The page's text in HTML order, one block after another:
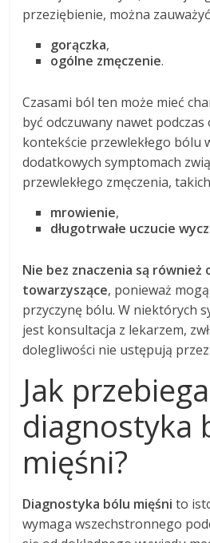
przeziębienie, można
gorączka,
ogólne zmęczenie.
Czasami ból ten może mieć
być odczuwany nawet podczas
kontekście przewlekłego bólu
dodatkowych symptomach
przewlekłego zmęczenia,
mrowienie,
długotrwałe uczucie
Nie bez znaczenia są również
towarzyszące, ponieważ
przyczynę bólu. W niektórych
jest konsultacja z lekarzem,
dolegliwości nie ustępują przez
Jak przebiega
diagnostyka
mięśni?
Diagnostyka bólu mięśni to
wymaga wszechstronnego